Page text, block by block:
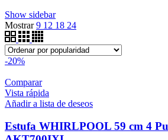
Show sidebar
Mostrar9 12 18 24
-20%
Comparar
Vista rápida
Añadir a lista de deseos
Estufa WHIRLPOOL 59 cm 4